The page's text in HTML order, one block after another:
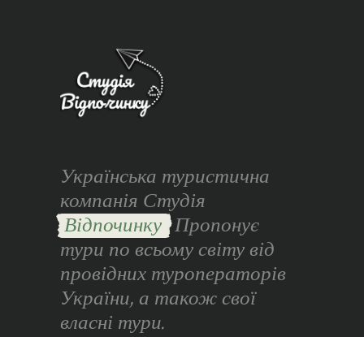
Українська туристична
компанія Студія
Відпочинку Пропонує
тури по всьому світу від
провідних туроператорів
України, а також свої
власні тури.